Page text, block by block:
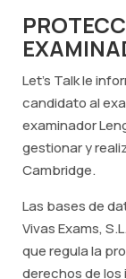
Let's Talk le
candidato al
examinador
gestionar y
Cambridge.
Las bases de
Vivas Exams,
que regula la
derechos de los